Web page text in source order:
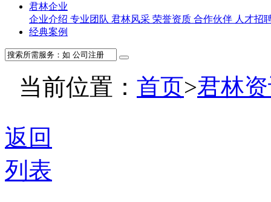
君林企业
企业介绍 专业团队 君林风采 荣誉资质 合作伙伴 人才招
经典案例
当前位置： 首页>君林
返回
列表